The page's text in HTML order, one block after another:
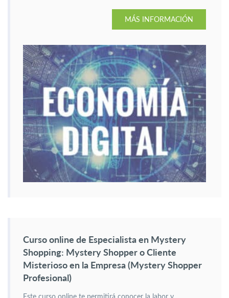
MÁS INFORMACIÓN
Curso online de Especialista en Mystery
Shopping: Mystery Shopper o Cliente
Misterioso en la Empresa (Mystery Shopper
Profesional)